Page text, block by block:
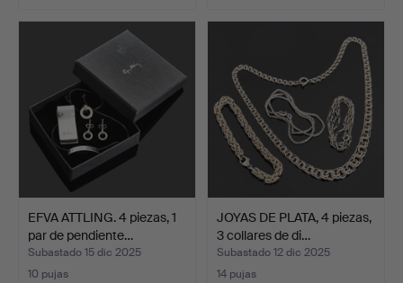
EFVA ATTLING. 4 piezas, 1
par de pendiente…
Subastado 15 dic 2025
10 pujas
JOYAS DE PLATA, 4 piezas,
3 collares de di…
Subastado 12 dic 2025
14 pujas